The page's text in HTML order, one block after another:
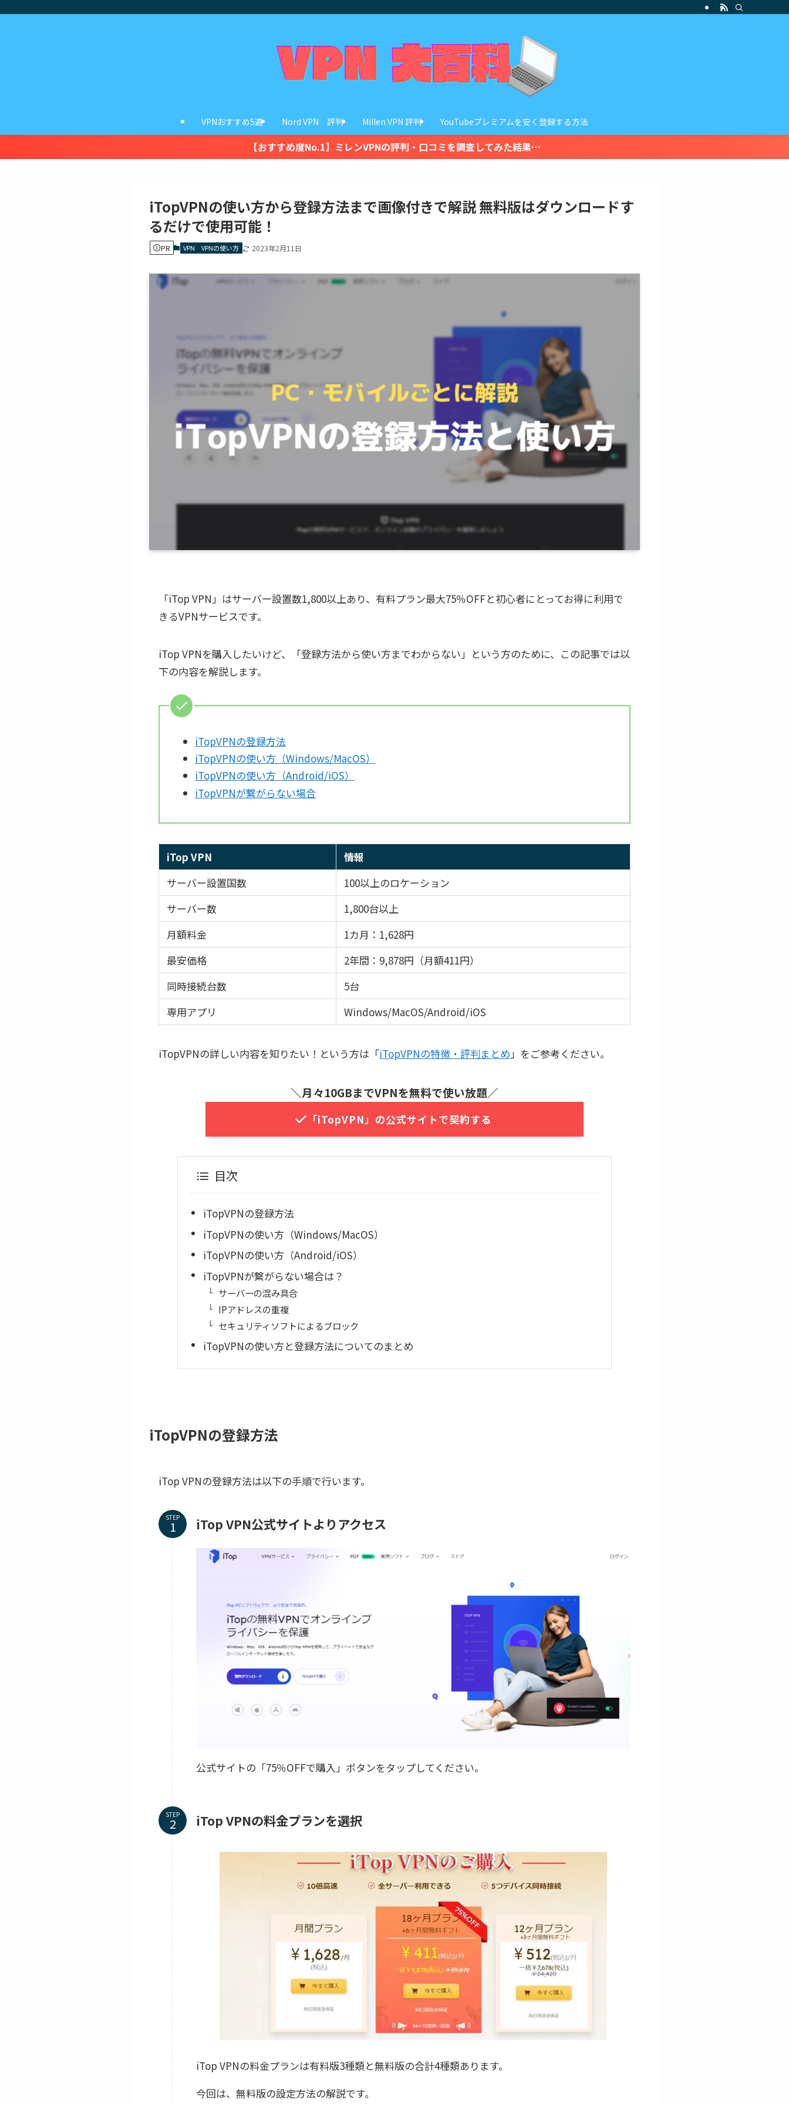
VPNおすすめ5選 Nord VPN 評判 Millen VPN 評判 YouTubeプレミアムを安く登録する方法
【おすすめ度No.1】ミレンVPNの評判・口コミを調査してみた結果…
iTopVPNの使い方から登録方法まで画像付きで解説 無料版はダウンロードす
るだけで使用可能！
PR VPN VPNの使い方 2023年2月11日
「iTop VPN」はサーバー設置数1,800以上あり、有料プラン最大75％OFFと初心者にとってお得に利用で
きるVPNサービスです。
iTop VPNを購入したいけど、「登録方法から使い方までわからない」という方のために、この記事では以
下の内容を解説します。
iTopVPNの登録方法
iTopVPNの使い方（Windows/MacOS）
iTopVPNの使い方（Android/iOS）
iTopVPNが繋がらない場合
iTop VPN
情報
サーバー設置国数
100以上のロケーション
サーバー数
1,800台以上
月額料金
1カ月：1,628円
最安価格
2年間：9,878円（月額411円）
同時接続台数
5台
専用アプリ
Windows/MacOS/Android/iOS
iTopVPNの詳しい内容を知りたい！という方は「iTopVPNの特徴・評判まとめ 」をご参考ください。
＼月々10GBまでVPNを無料で使い放題／
「iTopVPN」の公式サイトで契約する
目次
iTopVPNの登録方法
iTopVPNの使い方（Windows/MacOS）
iTopVPNの使い方（Android/iOS）
iTopVPNが繋がらない場合は？
サーバーの混み具合
IPアドレスの重複
セキュリティソフトによるブロック
iTopVPNの使い方と登録方法についてのまとめ
iTopVPNの登録方法
iTop VPNの登録方法は以下の手順で行います。
STEP iTop VPN公式サイトよりアクセス
公式サイトの「75％OFFで購入」ボタンをタップしてください。
STEP iTop VPNの料金プランを選択
iTop VPNの料金プランは有料版3種類と無料版の合計4種類あります。
今回は、無料版の設定方法の解説です。